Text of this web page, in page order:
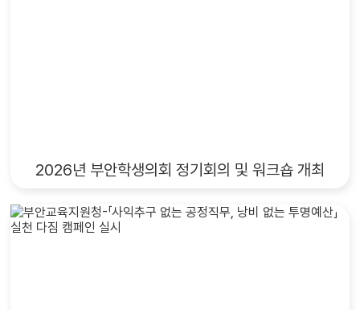
2026년 부안학생의회 정기회의 및 워크숍 개최